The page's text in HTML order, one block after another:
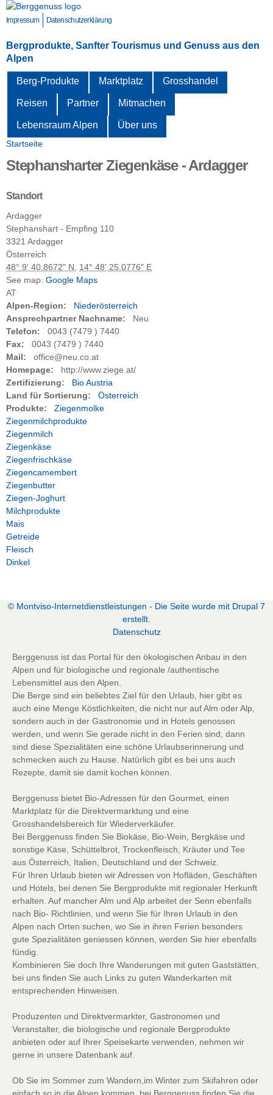
zum
Impressum Datenschutzerklärung
Bergprodukte, Sanfter Tourismus und Genuss aus den
Alpen
Berg-Produkte Marktplatz Grosshandel
Reisen Partner Mitmachen
Lebensraum Alpen Über uns
Sie sind hier
Startseite
Stephansharter Ziegenkäse - Ardagger
Standort
Ardagger
Stephanshart - Empfing 110
3321 Ardagger
Österreich
48° 9' 40.8672" N
14° 48' 25.0776" E
See map: Google Maps
AT
Alpen-Region:
Niederösterreich
Ansprechpartner Nachname:
Neu
Telefon:
0043 (7479 ) 7440
Fax:
0043 (7479 ) 7440
Mail:
office@neu.co.at
Homepage:
http://www.ziege.at/
Zertifizierung:
Bio Austria
Land für Sortierung:
Österreich
Produkte:
Ziegenmolke
Ziegenmilchprodukte
Ziegenmilch
Ziegenkäse
Ziegenfrischkäse
Ziegencamembert
Ziegenbutter
Ziegen-Joghurt
Milchprodukte
Mais
Getreide
Fleisch
Dinkel
© Montviso-Internetdienstleistungen - Die Seite wurde mit Drupal 7
erstellt.
Datenschutz
Berggenuss ist das Portal für den ökologischen Anbau in den
Alpen und für biologische und regionale /authentische
Lebensmittel aus den Alpen.
Die Berge sind ein beliebtes Ziel für den Urlaub, hier gibt es
auch eine Menge Köstlichkeiten, die nicht nur auf Alm oder Alp,
sondern auch in der Gastronomie und in Hotels genossen
werden, und wenn Sie gerade nicht in den Ferien sind, dann
sind diese Spezialitäten eine schöne Urlaubserinnerung und
schmecken auch zu Hause. Natürlich gibt es bei uns auch
Rezepte, damit sie damit kochen können.
Berggenuss bietet Bio-Adressen für den Gourmet, einen
Marktplatz für die Direktvermarktung und eine
Grosshandelsbereich für Wiederverkäufer.
Bei Berggenuss finden Sie Biokäse, Bio-Wein, Bergkäse und
sonstige Käse, Schüttelbrot, Trockenfleisch, Kräuter und Tee
aus Österreich, Italien, Deutschland und der Schweiz.
Für Ihren Urlaub bieten wir Adressen von Hofläden, Geschäften
und Hotels, bei denen Sie Bergprodukte mit regionaler Herkunft
erhalten. Auf mancher Alm und Alp arbeitet der Senn ebenfalls
nach Bio- Richtlinien, und wenn Sie für Ihren Urlaub in den
Alpen nach Orten suchen, wo Sie in ihren Ferien besonders
gute Spezialitäten geniessen können, werden Sie hier ebenfalls
fündig.
Kombinieren Sie doch Ihre Wanderungen mit guten Gaststätten,
bei uns finden Sie auch Links zu guten Wanderkarten mit
entsprechenden Hinweisen.
Produzenten und Direktvermarkter, Gastronomen und
Veranstalter, die biologische und regionale Bergprodukte
anbieten oder auf Ihrer Speisekarte verwenden, nehmen wir
gerne in unsere Datenbank auf.
Ob Sie im Sommer zum Wandern,im Winter zum Skifahren oder